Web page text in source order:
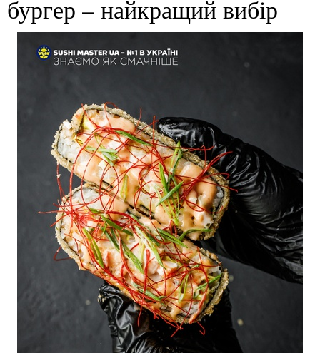
бургер – найкращий вибір